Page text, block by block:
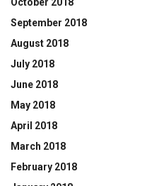
September 2018
August 2018
July 2018
June 2018
May 2018
April 2018
March 2018
February 2018